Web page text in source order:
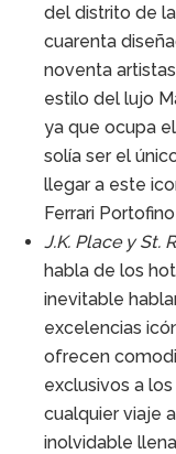
del distrito de
cuarenta
noventa
estilo del lujo
ya que ocupa
solía ser el
llegar a este
Ferrari
J.K. Place y St.
habla de los
inevitable
excelencias
ofrecen
exclusivos a
cualquier viaje
inolvidable